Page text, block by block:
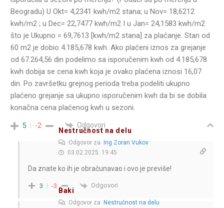
Beogradu) U Okt= 4,2341 kwh/m2 stana; u Nov= 18,6212
kwh/m2 ; u Dec= 22,7477 kwh/m2 I u Jan= 24,1583 kwh/m2
što je Ukupno = 69,7613 [kwh/m2 stana] za plaćanje. Stan od
60 m2 je dobio 4.185,678 kwh. Ako plaćeni iznos za grejanje
od 67.264,56 din podelimo sa isporučenim kwh od 4.185,678
kwh dobija se cena kwh koja je ovako plaćena iznosi 16,07
din. Po završetku grejnog perioda treba podeliti ukupno
plaćeno grejanje sa ukupno isporučenim kwh da bi se dobila
konačna cena plaćenog kwh u sezoni.
5 -2 Odgovori
Nestručnost na delu
Odgovor za
Ing Zoran Vukov
03.02.2025. 19:45
Da znate ko ih je obračunavao i ovo je previše!
3 -3 Odgovori
Baki
Odgovor za Nestručnost na delu